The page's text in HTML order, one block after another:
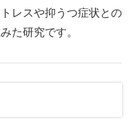
レスや抑うつ症状との
た研究です。